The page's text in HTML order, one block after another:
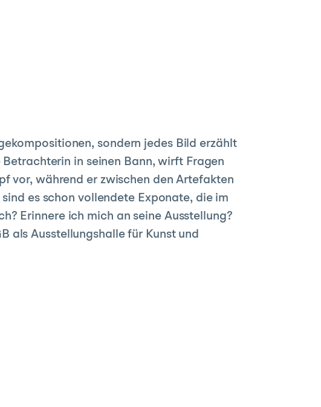
sondern jedes Bild erzählt
in seinen Bann, wirft Fragen
vor, während er zwischen den Artefakten
es schon vollendete Exponate, die im
Erinnere ich mich an seine Ausstellung?
als Ausstellungshalle für Kunst und